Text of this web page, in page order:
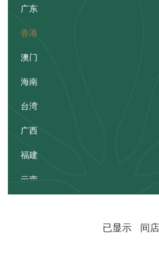
广东
香港
澳门
海南
台湾
广西
福建
云南
已显示 间